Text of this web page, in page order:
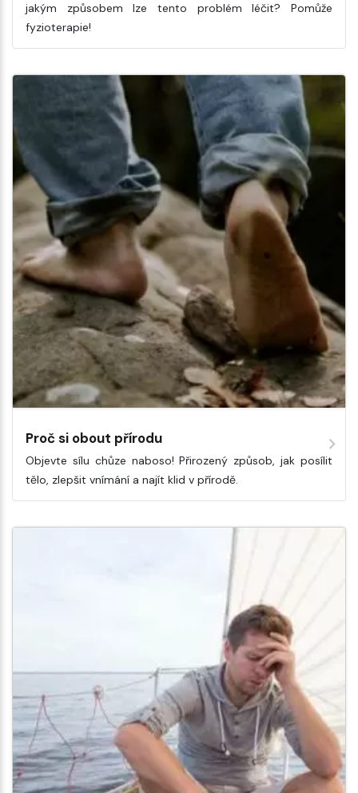
jakým způsobem lze tento problém léčit? Pomůže
fyzioterapie!
Proč si obout přírodu
Objevte sílu chůze naboso! Přirozený způsob, jak posílit
tělo, zlepšit vnímání a najít klid v přírodě.